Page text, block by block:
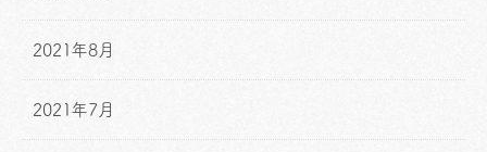
2021年8月
2021年7月